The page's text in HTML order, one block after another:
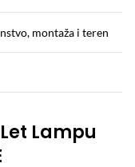
montaža i teren
Lampu